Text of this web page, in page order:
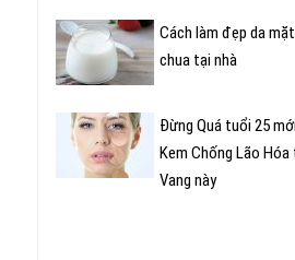
Cách làm đẹp da
chua tại nhà
Đừng Quá tuổi 25
Kem Chống Lão
Vang này